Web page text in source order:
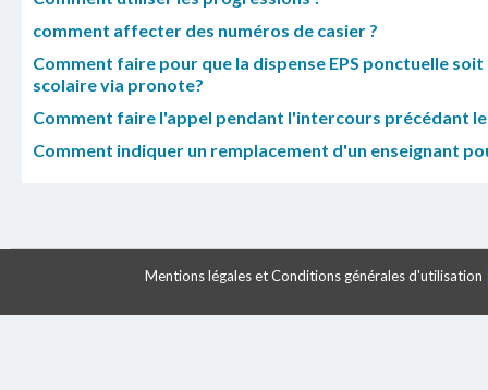
comment affecter des numéros de casier ?
Comment faire pour que la dispense EPS ponctuelle
scolaire via pronote?
Comment faire l'appel pendant l'intercours précédant le
Comment indiquer un remplacement d'un enseignant
Mentions légales et Conditions générales d'utilisation